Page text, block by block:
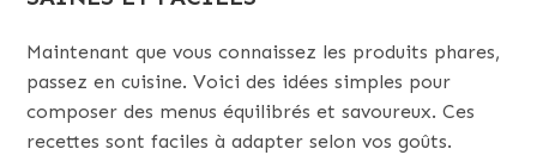
Maintenant que vous connaissez les produits phares,
passez en cuisine. Voici des idées simples pour
composer des menus équilibrés et savoureux. Ces
recettes sont faciles à adapter selon vos goûts.